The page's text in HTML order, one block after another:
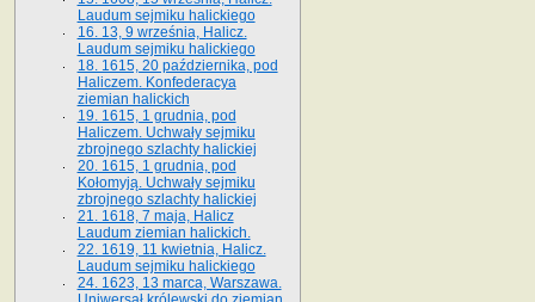
Laudum sejmiku halickiego
16. 13, 9 września, Halicz.
Laudum sejmiku halickiego
18. 1615, 20 października, pod
Haliczem. Konfederacya
ziemian halickich
19. 1615, 1 grudnia, pod
Haliczem. Uchwały sejmiku
zbrojnego szlachty halickiej
20. 1615, 1 grudnia, pod
Kołomyją. Uchwały sejmiku
zbrojnego szlachty halickiej
21. 1618, 7 maja, Halicz
Laudum ziemian halickich.
22. 1619, 11 kwietnia, Halicz.
Laudum sejmiku halickiego
24. 1623, 13 marca, Warszawa.